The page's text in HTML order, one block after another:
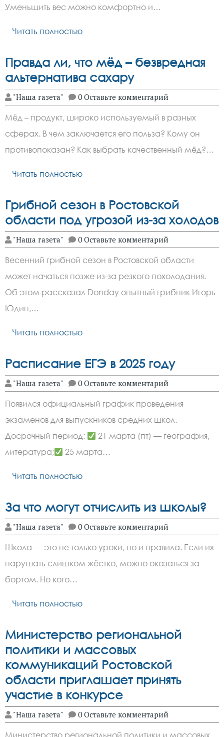
Уменьшить вес можно комфортно и…
Читать полностью
Правда ли, что мёд – безвредная
альтернатива сахару
"Наша газета" 0 Оставьте комментарий
Мёд – продукт, широко используемый в разных
сферах. В чем заключается его польза? Кому он
противопоказан? Как выбрать качественный мёд?…
Читать полностью
Грибной сезон в Ростовской
области под угрозой из-за холодов
"Наша газета" 0 Оставьте комментарий
Весенний грибной сезон в Ростовской области
может начаться позже из-за резкого похолодания.
Об этом рассказал Donday опытный грибник Игорь
Юдин,…
Читать полностью
Расписание ЕГЭ в 2025 году
"Наша газета" 0 Оставьте комментарий
Появился официальный график проведения
экзаменов для выпускников средних школ.
Досрочный период:
21 марта (пт) — география,
литература;
25 марта…
Читать полностью
За что могут отчислить из школы?
"Наша газета" 0 Оставьте комментарий
Школа — это не только уроки, но и правила. Если их
нарушать слишком жёстко, можно оказаться за
бортом. Но кого…
Читать полностью
Министерство региональной
политики и массовых
коммуникаций Ростовской
области приглашает принять
участие в конкурсе
"Наша газета" 0 Оставьте комментарий
Министерство региональной политики и массовых